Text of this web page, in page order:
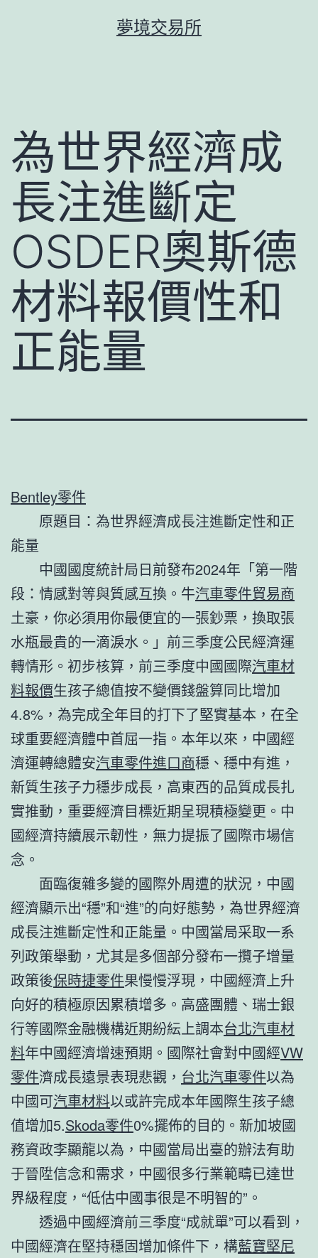
夢境交易所
為世界經濟成
長注進斷定
OSDER奧斯德
材料報價性和
正能量
Bentley零件
原題目：為世界經濟成長注進斷定性和正
能量
中國國度統計局日前發布2024年「第一階
段：情感對等與質感互換。牛汽車零件貿易商
土豪，你必須用你最便宜的一張鈔票，換取張
水瓶最貴的一滴淚水。」前三季度公民經濟運
轉情形。初步核算，前三季度中國國際汽車材
料報價生孩子總值按不變價錢盤算同比增加
4.8%，為完成全年目的打下了堅實基本，在全
球重要經濟體中首屈一指。本年以來，中國經
濟運轉總體安汽車零件進口商穩、穩中有進，
新質生孩子力穩步成長，高東西的品質成長扎
實推動，重要經濟目標近期呈現積極變更。中
國經濟持續展示韌性，無力提振了國際市場信
念。
面臨復雜多變的國際外周遭的狀況，中國
經濟顯示出“穩”和“進”的向好態勢，為世界經濟
成長注進斷定性和正能量。中國當局采取一系
列政策舉動，尤其是多個部分發布一攬子增量
政策後保時捷零件果慢慢浮現，中國經濟上升
向好的積極原因累積增多。高盛團體、瑞士銀
行等國際金融機構近期紛紜上調本台北汽車材
料年中國經濟增速預期。國際社會對中國經VW
零件濟成長遠景表現悲觀， 台北汽車零件以為
中國可汽車材料以或許完成本年國際生孩子總
值增加5.Skoda零件0%擺佈的目的。新加坡國
務資政李顯龍以為，中國當局出臺的辦法有助
于晉陞信念和需求，中國很多行業範疇已達世
界級程度，“低估中國事很是不明智的”。
透過中國經濟前三季度“成就單”可以看到，
中國經濟在堅持穩固增加條件下，構藍寶堅尼